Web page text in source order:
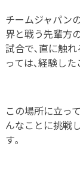
チームジャパン
界と戦う先輩方
試合で､直に触
っては､経験し
この場所に立っ
んなことに挑戦
す｡